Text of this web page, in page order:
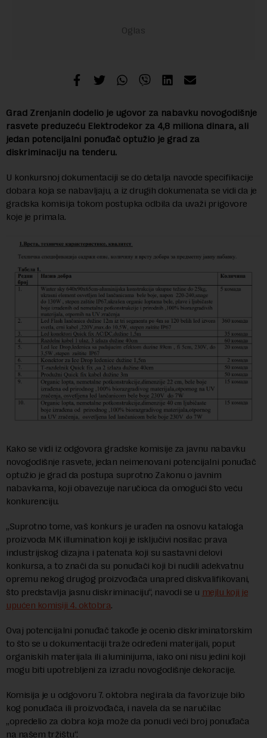
Grad Zrenjanin dodelio je ugovor za nabavku novogodišnje
rasvete preduzeću Elektrodekor za 4,8 miliona dinara, ali
jedan potencijalni ponuđač optužio je grad za
diskriminaciju na tenderu.
U konkursnoj dokumentaciji se do detalja navode specifikacije
dobara koja se nabavljaju, a iz drugih dokumenata se vidi da je
gradska komisija tokom postupka odbila da uvaži prigovore
koje je primala.
Kako se vidi iz odgovora gradske komisije za javnu nabavku
novogodišnje rasvete, jedan neimenovani potencijalni ponuđač
optužio je grad da postupa suprotno Zakonu o javnim
nabavkama, koji obavezuje naručioca da omogući što veću
konkurenciju.
„Suprotno tome, vaš konkurs je urađen na osnovu kataloga
proizvoda MK illumination koji je isključivi nosilac prava
industrijskog dizajna i patenata koji su sastavni delovi
konkursa, a to znači da su ponuđači koji bi nudili adekvatnu
opremu nekog drugog proizvođača unapred diskvalifikovani,
što predstavlja jasnu diskriminaciju“, navodi se u mejlu koji je
upućen komisiji 4. oktobra.
Ovaj potencijalni ponuđač takođe je ocenio diskriminatorskim
to što se u dokumentaciji traže određeni materijali, poput
organiskih materijala ili aluminijuma, iako oni nisu jedini koji
mogu biti upotrebljeni za izradu novogodišnje dekoracije.
Komisija je u odgovoru 7. oktobra negirala da favorizuje bilo
kog ponuđača ili proizvođača, i navela da se naručilac
„opredelio za dobra koja može da ponudi veći broj ponuđača
na našem tržištu“.